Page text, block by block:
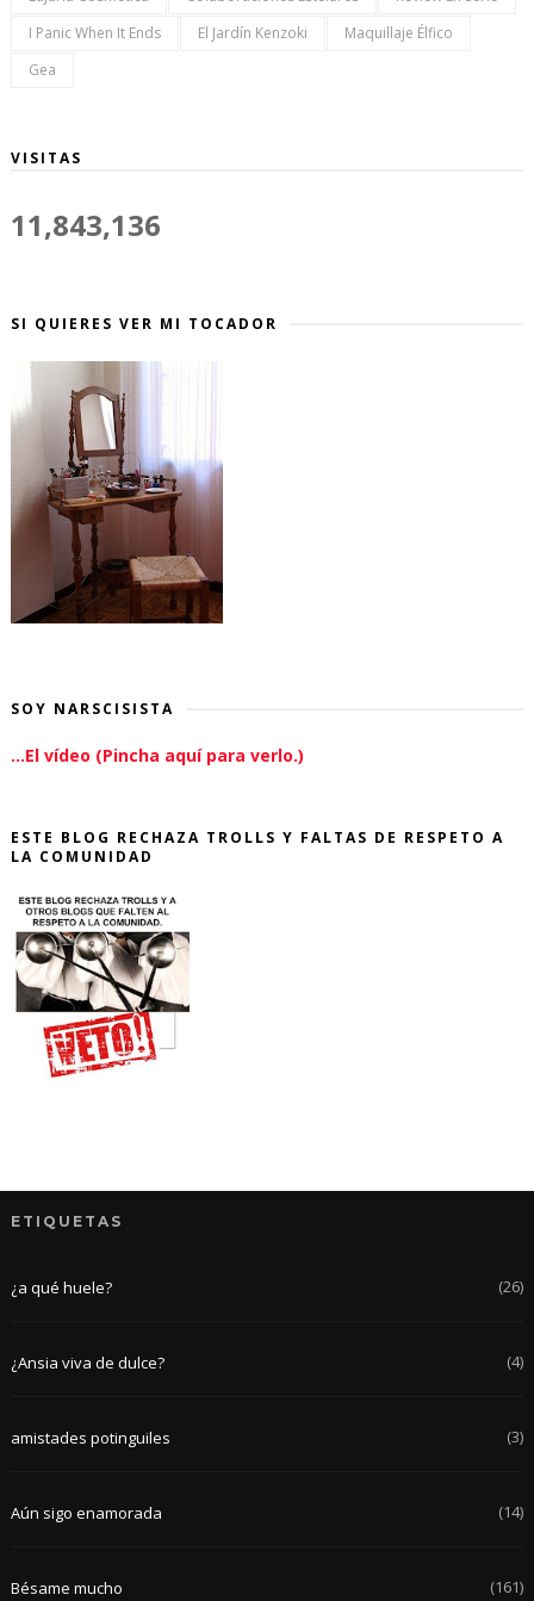
I Panic When It Ends
El Jardín Kenzoki
Maquillaje Élfico
Gea
VISITAS
11,843,136
SI QUIERES VER MI TOCADOR
SOY NARSCISISTA
...El vídeo (Pincha aquí para verlo.)
ESTE BLOG RECHAZA TROLLS Y FALTAS DE RESPETO A
LA COMUNIDAD
ETIQUETAS
¿a qué huele? (26)
¿Ansia viva de dulce? (4)
amistades potinguiles (3)
Aún sigo enamorada (14)
Bésame mucho (161)